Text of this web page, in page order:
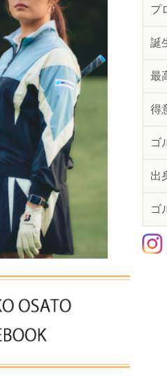
プ
誕
最
得
ゴ
出
ゴ